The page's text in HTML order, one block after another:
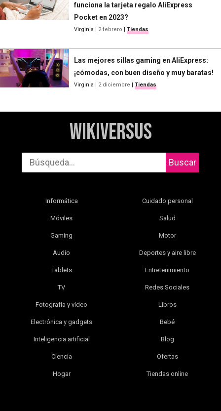
funciona la tarjeta regalo AliExpress
Pocket en 2023?
Virginia | 2 febrero | Tiendas
Las mejores sillas gaming en AliExpress:
¡cómodas, con buen diseño y muy baratas!
Virginia | 2 diciembre | Tiendas
WikiVersus
Buscar
Informática
Móviles
Gaming
Audio
Tablets
TV
Fotografía y vídeo
Electrónica y gadgets
Inteligencia artificial
Ciencia
Hogar
Cuidado personal
Salud
Motor
Deportes y aire libre
Entretenimiento
Redes Sociales
Libros
Bebé
Blog
Ofertas
Tiendas online